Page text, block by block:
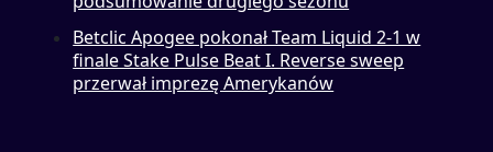
Betclic Apogee pokonał Team Liquid 2-1 w
finale Stake Pulse Beat I. Reverse sweep
przerwał imprezę Amerykanów